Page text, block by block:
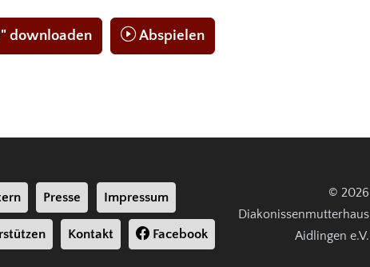
downloaden Abspielen
Presse Impressum
Kontakt Facebook
© 2026
Diakonissenmutterhaus
Aidlingen e.V.